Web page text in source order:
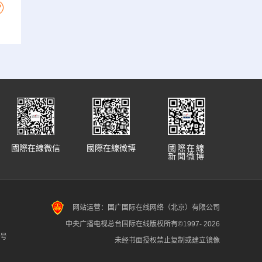
國際在線
新聞微博
國際在線微博
國際在線微信
网站运营：国广国际在线网络（北京）有限公司
中央广播电视总台国际在线版权所有©1997- 2026
未经书面授权禁止复制或建立镜像